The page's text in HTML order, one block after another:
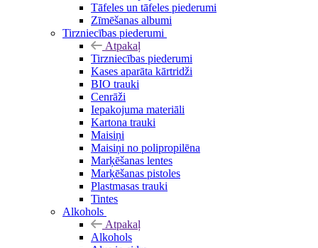
Tāfeles un tāfeles piederumi
Zīmēšanas albumi
Tirzniecības piederumi
Atpakaļ
Tirzniecības piederumi
Kases aparāta kārtridži
BIO trauki
Cenrāži
Iepakojuma materiāli
Kartona trauki
Maisiņi
Maisiņi no polipropilēna
Marķēšanas lentes
Marķēšanas pistoles
Plastmasas trauki
Tintes
Alkohols
Atpakaļ
Alkohols